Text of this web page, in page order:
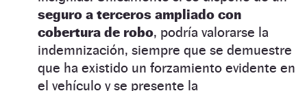
seguro a terceros ampliado con
cobertura de robo, podría valorarse la
indemnización, siempre que se demuestre
que ha existido un forzamiento evidente en
el vehículo y se presente la